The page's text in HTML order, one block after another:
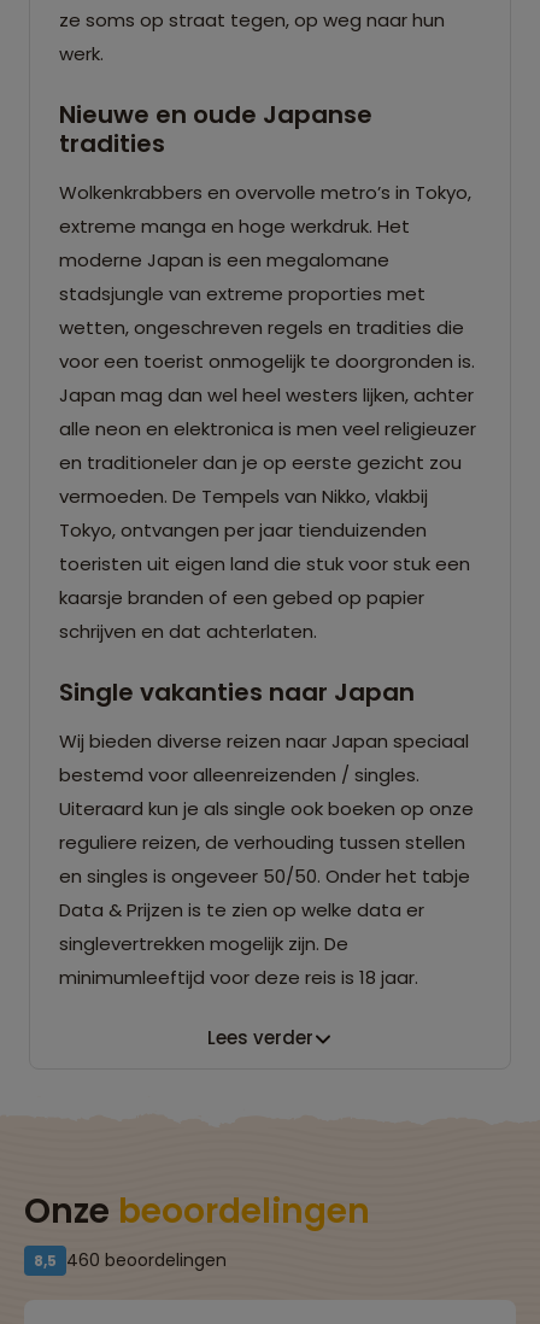
ze soms op straat tegen, op weg naar hun
werk.
Nieuwe en oude Japanse
tradities
Wolkenkrabbers en overvolle metro’s in Tokyo,
extreme manga en hoge werkdruk. Het
moderne Japan is een megalomane
stadsjungle van extreme proporties met
wetten, ongeschreven regels en tradities die
voor een toerist onmogelijk te doorgronden is.
Japan mag dan wel heel westers lijken, achter
alle neon en elektronica is men veel religieuzer
en traditioneler dan je op eerste gezicht zou
vermoeden. De Tempels van Nikko, vlakbij
Tokyo, ontvangen per jaar tienduizenden
toeristen uit eigen land die stuk voor stuk een
kaarsje branden of een gebed op papier
schrijven en dat achterlaten.
Single vakanties naar Japan
Wij bieden diverse reizen naar Japan speciaal
bestemd voor alleenreizenden / singles.
Uiteraard kun je als single ook boeken op onze
reguliere reizen, de verhouding tussen stellen
en singles is ongeveer 50/50. Onder het tabje
Data & Prijzen is te zien op welke data er
singlevertrekken mogelijk zijn. De
minimumleeftijd voor deze reis is 18 jaar.
Lees verder
Onze beoordelingen
8,5 460 beoordelingen